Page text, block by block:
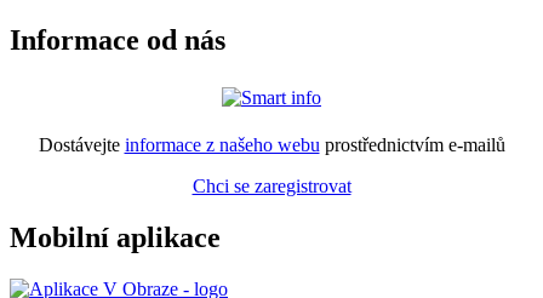
Informace od nás
Dostávejte informace z našeho webu prostřednictvím e-mailů
Chci se zaregistrovat
Mobilní aplikace